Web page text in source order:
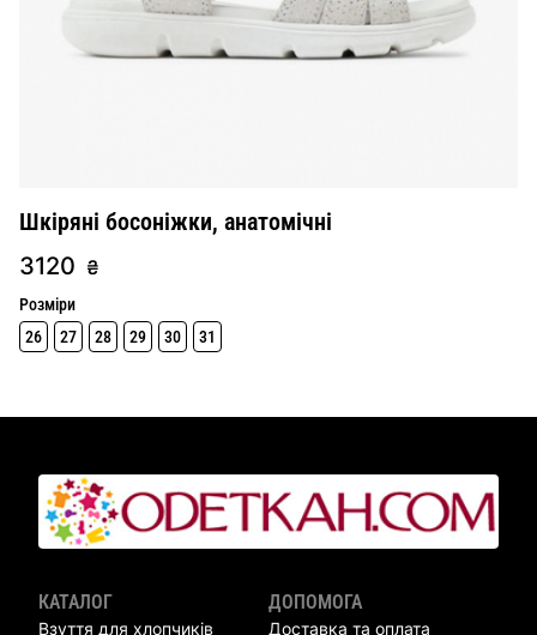
Шкіряні босоніжки, анатомічні
3120 ₴
Розміри
26
27 28 29 30 31
КАТАЛОГ
Взуття для хлопчиків
ДОПОМОГА
Доставка та оплата